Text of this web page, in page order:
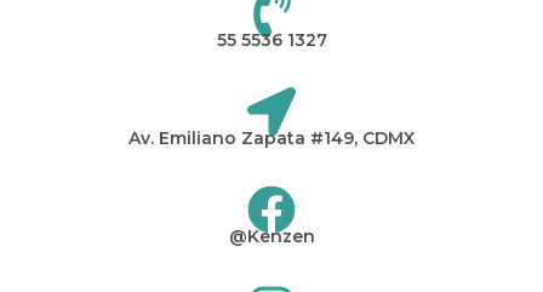
55 5536 1327
Av. Emiliano Zapata #149, CDMX
@Kenzen